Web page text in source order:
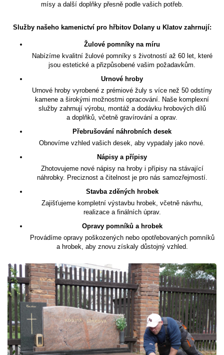
mísy a další doplňky přesně podle vašich potřeb.
Služby našeho kamenictví pro hřbitov Dolany u Klatov zahrnují:
Žulové pomníky na míru
Nabízíme kvalitní žulové pomníky s životností až 60 let, které
jsou estetické a přizpůsobené vašim požadavkům.
Urnové hroby
Urnové hroby vyrobené z prémiové žuly s více než 50 odstíny
kamene a širokými možnostmi opracování. Naše komplexní
služby zahrnují výrobu, montáž a dodávku hrobových dílů
a doplňků, včetně gravírování a oprav.
Přebrušování náhrobních desek
Obnovíme vzhled vašich desek, aby vypadaly jako nové.
Nápisy a přípisy
Zhotovujeme nové nápisy na hroby i přípisy na stávající
náhrobky. Preciznost a čitelnost je pro nás samozřejmostí.
Stavba zděných hrobek
Zajišťujeme kompletní výstavbu hrobek, včetně návrhu,
realizace a finálních úprav.
Opravy pomníků a hrobek
Provádíme opravy poškozených nebo opotřebovaných pomníků
a hrobek, aby znovu získaly důstojný vzhled.